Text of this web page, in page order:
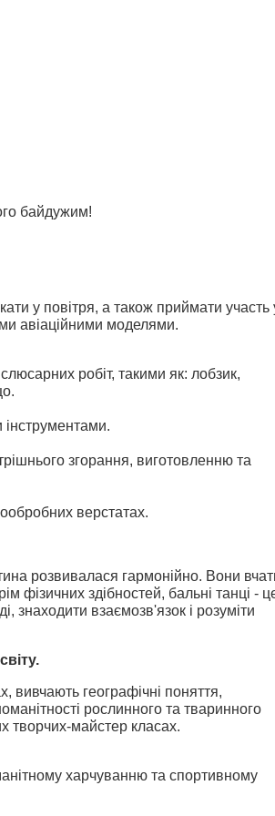
байдужим!
у повітря, а також приймати участь
авіаційними моделями.
робіт, такими як: лобзик,
згорання, виготовленню та
верстатах.
розвивалася гармонійно. Вони
фізичних здібностей, бальні танці -
знаходити взаємозв'язок і розуміти
вивчають географічні поняття,
рослинного та тваринного
творчих-майстер класах.
харчуванню та спортивному